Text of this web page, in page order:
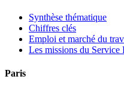
Synthèse thématique
Chiffres clés
Emploi et marché du
Les missions du Service
Paris